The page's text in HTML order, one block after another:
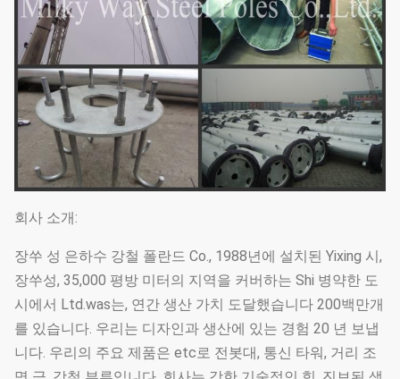
회사 소개:
장쑤 성 은하수 강철 폴란드 Co., 1988년에 설치된 Yixing 시,
장쑤성, 35,000 평방 미터의 지역을 커버하는 Shi 병약한 도
시에서 Ltd.was는, 연간 생산 가치 도달했습니다 200백만개
를 있습니다. 우리는 디자인과 생산에 있는 경험 20 년 보냅
니다. 우리의 주요 제품은 etc로 전봇대, 통신 타워, 거리 조